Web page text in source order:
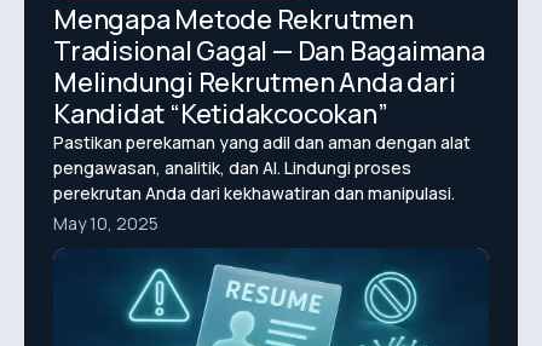
Mengapa Metode Rekrutmen
Tradisional Gagal — Dan Bagaimana
Melindungi Rekrutmen Anda dari
Kandidat “Ketidakcocokan”
Pastikan perekaman yang adil dan aman dengan alat
pengawasan, analitik, dan AI. Lindungi proses
perekrutan Anda dari kekhawatiran dan manipulasi.
May 10, 2025